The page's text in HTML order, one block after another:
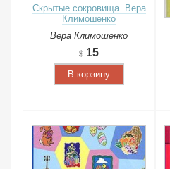
Скрытые сокровища. Вера
Климошенко
Вера Климошенко
15
В корзину